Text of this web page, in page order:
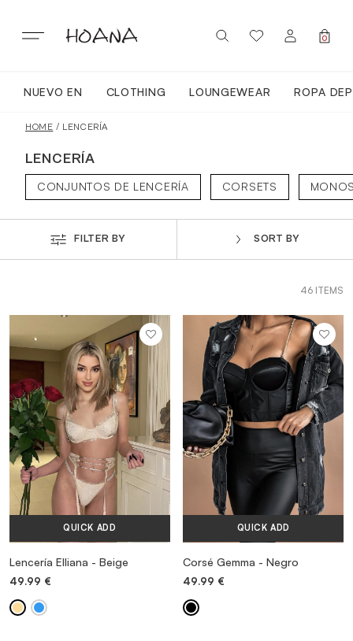
content
SIGN IN / REGISTER
0
NUEVO EN CLOTHING LOUNGEWEAR ROPA
VESTIDOS
TRAJES DE BAÑO
ZAPATOS
ACCESORIOS
VENTA
HOME / LENCERÍA
LENCERÍA
CONJUNTOS DE LENCERÍA CORSETS
FILTER BY SORT BY
46 ITEMS
QUICK ADD
Lencería Elliana - Beige
49.99 €
QUICK ADD
Corsé Gemma - Negro
49.99 €